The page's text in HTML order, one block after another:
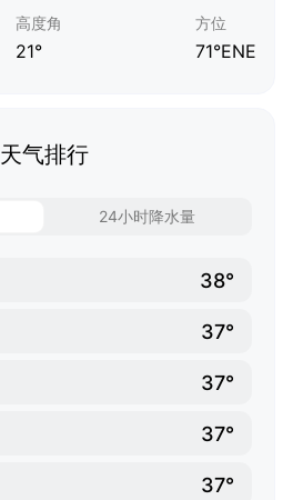
高度角
21°
方位
71°ENE
天气排行
24小时降水量
38°
37°
37°
37°
37°